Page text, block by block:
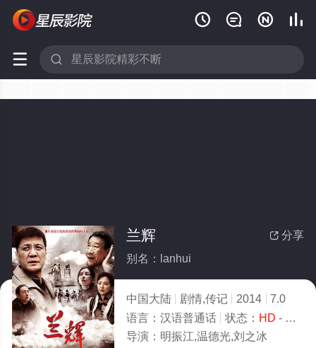
   
 
 分享
兰辉
别名：lanhui
中国大陆 剧情,传记 2014
7.0
语言： 汉语普通话 状态： HD - 可以高清免费在线观看
导演： 明振江,温德光,刘之冰